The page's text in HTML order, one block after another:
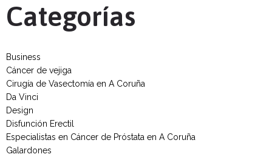
Categorías
Business
Cáncer de vejiga
Cirugía de Vasectomía en A Coruña
Da Vinci
Design
Disfunción Erectil
Especialistas en Cáncer de Próstata en A Coruña
Galardones